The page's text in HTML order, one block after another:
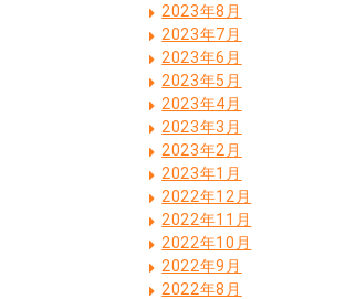
2023年8月
2023年7月
2023年6月
2023年5月
2023年4月
2023年3月
2023年2月
2023年1月
2022年12月
2022年11月
2022年10月
2022年9月
2022年8月